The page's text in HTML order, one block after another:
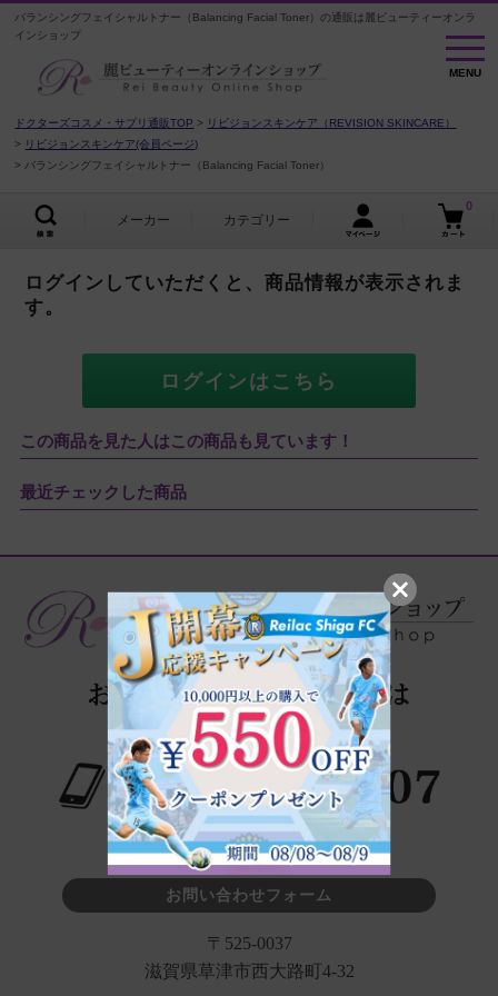
バランシングフェイシャルトナー（Balancing Facial Toner）の通販は麗ビューティーオンラ
インショップ
MENU
MENU
ドクターズコスメ・サプリ通販TOP
リビジョンスキンケア（REVISION SKINCARE）
リビジョンスキンケア(会員ページ)
バランシングフェイシャルトナー（Balancing Facial Toner）
メーカー カテゴリー
0
ログインしていただくと、商品情報が表示されま
す。
ログインはこちら
この商品を見た人はこの商品も見ています！
最近チェックした商品
※タップでお電話が繋がります
お問い合わせフォーム
〒525-0037
滋賀県草津市西大路町4-32